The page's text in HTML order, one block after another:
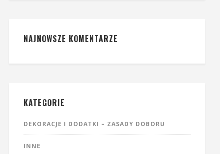
NAJNOWSZE KOMENTARZE
KATEGORIE
DEKORACJE I DODATKI – ZASADY DOBORU
INNE